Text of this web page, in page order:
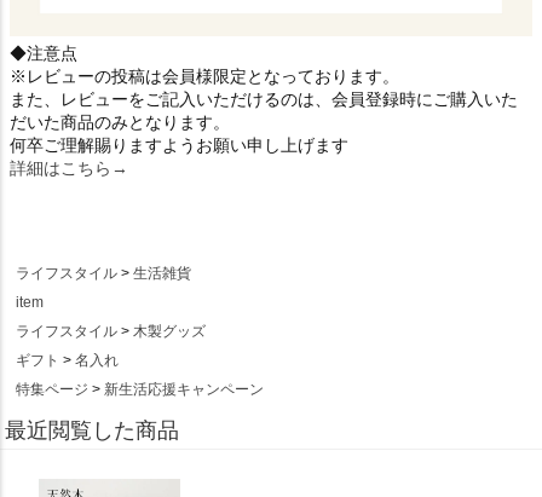
◆注意点
※レビューの投稿は会員様限定となっております。
また、レビューをご記入いただけるのは、会員登録時にご購入いた
だいた商品のみとなります。
何卒ご理解賜りますようお願い申し上げます
詳細はこちら→
ライフスタイル
生活雑貨
item
ライフスタイル
木製グッズ
ギフト
名入れ
特集ページ
新生活応援キャンペーン
最近閲覧した商品